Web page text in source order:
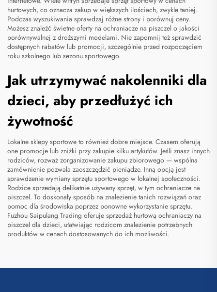
hurtowych, co oznacza zakup w większych ilościach, zwykle taniej.
Podczas wyszukiwania sprawdzaj różne strony i porównuj ceny.
Możesz znaleźć świetne oferty na ochraniacze na piszczel o jakości
porównywalnej z droższymi modelami. Nie zapomnij też sprawdzić
dostępnych rabatów lub promocji, szczególnie przed rozpoczęciem
roku szkolnego lub sezonu sportowego.
Jak utrzymywać nakolenniki dla
dzieci, aby przedłużyć ich
żywotność
Lokalne sklepy sportowe to również dobre miejsce. Czasem oferują
one promocje lub zniżki przy zakupie kilku artykułów. Jeśli znasz innych
rodziców, rozważ zorganizowanie zakupu zbiorowego — wspólna
zamównienie pozwala zaoszczędzić pieniądze. Inną opcją jest
sprawdzenie wymiany sprzętu sportowego w lokalnej społeczności.
Rodzice sprzedają delikatnie używany sprzęt, w tym ochraniacze na
piszczel. To doskonały sposób na znalezienie tanich rozwiązań oraz
pomoc dla środowiska poprzez ponowne wykorzystanie sprzętu.
Fuzhou Saipulang Trading oferuje sprzedaż hurtową ochraniaczy na
piszczel dla dzieci, ułatwiając rodzicom znalezienie potrzebnych
produktów w cenach dostosowanych do ich możliwości.